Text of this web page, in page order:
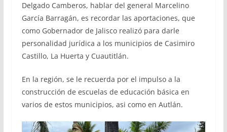
Delgado Camberos, hablar del general Marcelino
García Barragán, es recordar las aportaciones, que
como Gobernador de Jalisco realizó para darle
personalidad jurídica a los municipios de Casimiro
Castillo, La Huerta y Cuautitlán.
En la región, se le recuerda por el impulso a la
construcción de escuelas de educación básica en
varios de estos municipios, asi como en Autlán.